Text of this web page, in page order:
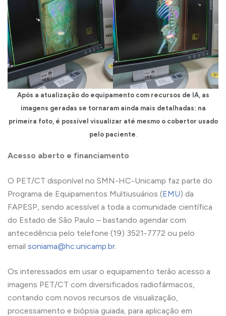
Após a atualização do equipamento com recursos de IA, as
imagens geradas se tornaram ainda mais detalhadas: na
primeira foto, é possível visualizar até mesmo o cobertor usado
pelo paciente
Acesso aberto e financiamento
O PET/CT disponível no SMN-HC-Unicamp faz parte do
Programa de Equipamentos Multiusuários (EMU) da
FAPESP, sendo acessível a toda a comunidade científica
do Estado de São Paulo – bastando agendar com
antecedência pelo telefone (19) 3521-7772 ou pelo
email soniama@hc.unicamp.br
Os interessados em usar o equipamento terão acesso a
imagens PET/CT com diversificados radiofármacos,
contando com novos recursos de visualização,
processamento e biópsia guiada, para aplicação em